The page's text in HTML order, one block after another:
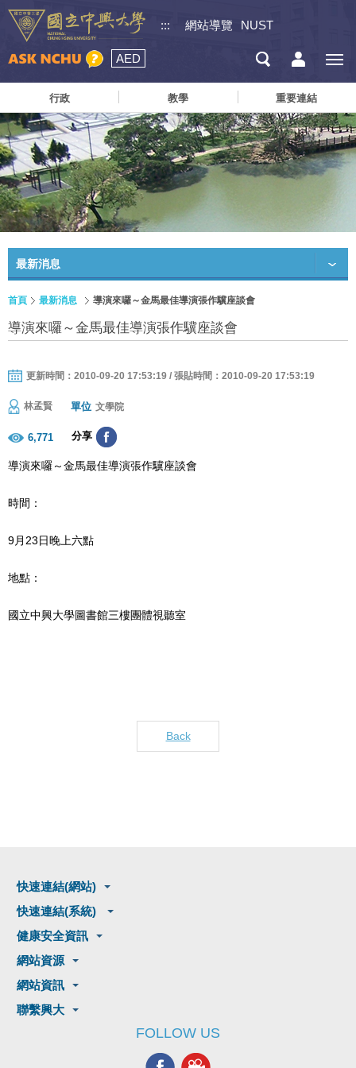
::: 網站導覽 NUST
AED
行政 教學 重要連結
最新消息
首頁 最新消息 導演來囉～金馬最佳導演張作驥座談會
導演來囉～金馬最佳導演張作驥座談會
更新時間：2010-09-20 17:53:19 / 張貼時間：2010-09-20 17:53:19
林孟賢 單位 文學院
6,771 分享
導演來囉～金馬最佳導演張作驥座談會
時間：
9月23日晚上六點
地點：
國立中興大學圖書館三樓團體視聽室
Back
快速連結(網站)
快速連結(系統)
健康安全資訊
網站資源
網站資訊
聯繫興大
FOLLOW US